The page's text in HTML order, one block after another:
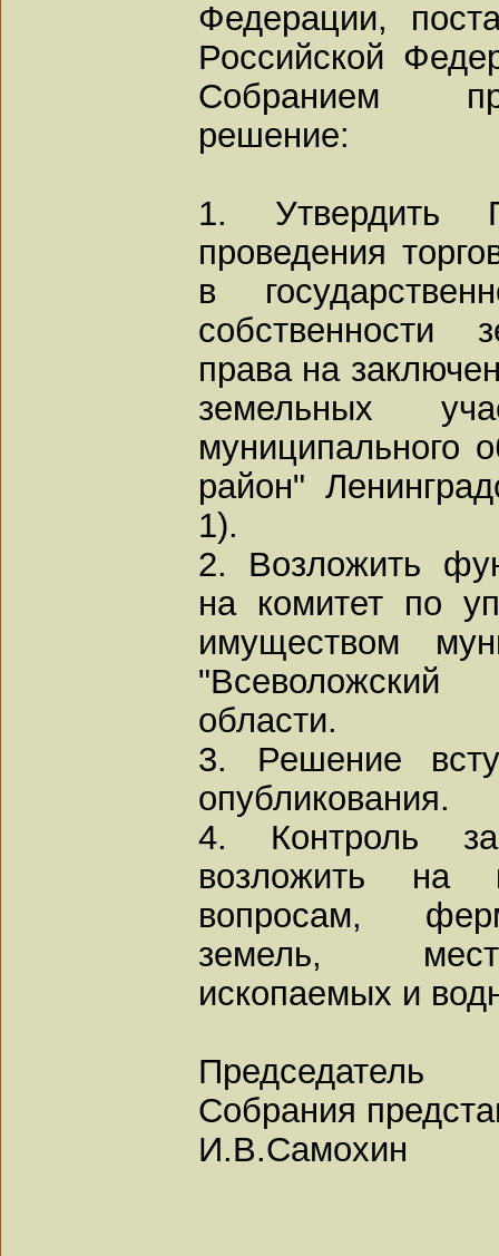
Федерации,
Российской
Собранием
решение:
1. Утвердить
проведения
в
собственности
права на
земельных
муниципального
район"
1).
2. Возложить
на комитет по
имуществом
области.
3. Решение
опубликования.
4. Контроль
возложить на
вопросам,
земель,
ископаемых и
Председатель
Собрания
И.В.Самохин